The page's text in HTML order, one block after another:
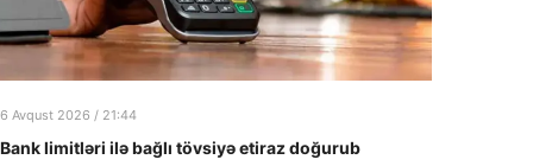
6 Avqust 2026 / 21:44
Bank limitləri ilə bağlı tövsiyə etiraz doğurub